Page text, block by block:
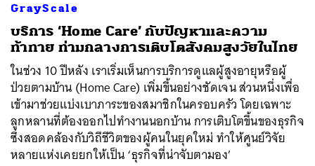
GrayScale
บริการ ‘Home Care’ กับปัญหาและความ
ท้าทาย ท่ามกลางการเติบโตสังคมสูงวัยในไทย
ในช่วง 10 ปีหลัง เราเริ่มเห็นการบริการดูแลผู้สูงอายุหรือผู้
ป่วยตามบ้าน (Home Care) เพิ่มขึ้นอย่างชัดเจน ส่วนหนึ่งเพื่อ
เข้ามาช่วยแบ่งเบาภาระของสมาชิกในครอบครัว โดยเฉพาะ
ลูกหลานที่ต้องออกไปทำงานนอกบ้าน การเติบโตขึ้นของธุรกิจ
ซึ่งสอดคล้องกับวิถีชีวิตของผู้คนในยุคใหม่ ทำให้ศูนย์วิจัย
หลายแห่งเคยยกให้เป็น ‘ธุรกิจที่น่าจับตามอง’